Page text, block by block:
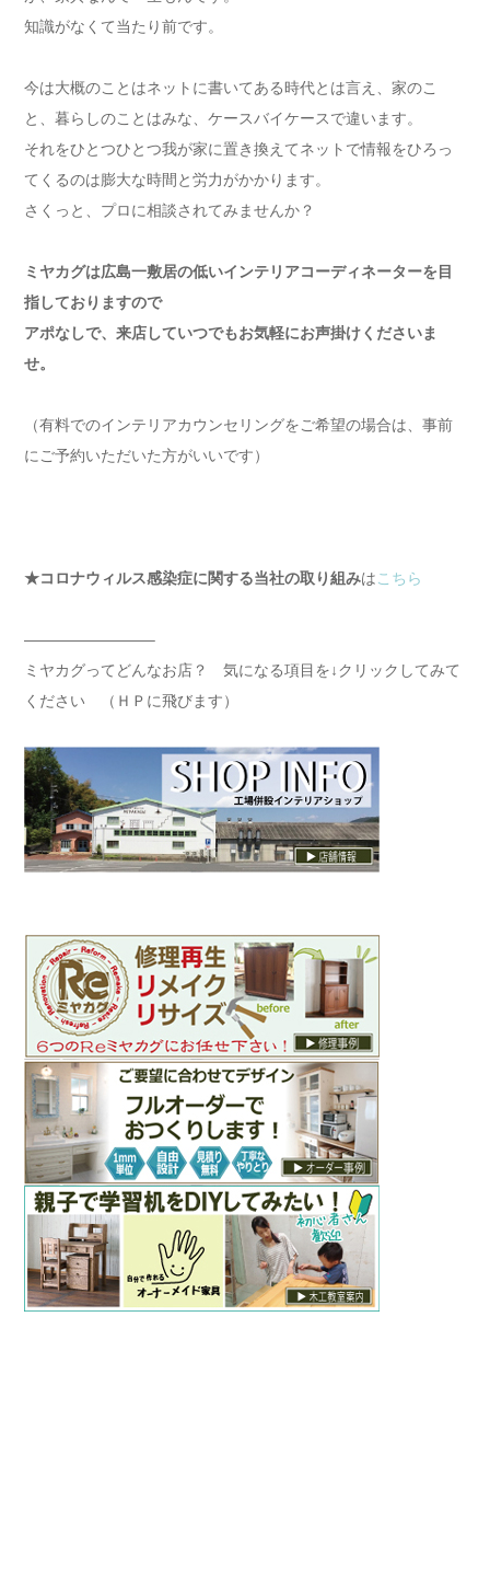
知識がなくて当たり前です。
今は大概のことはネットに書いてある時代とは言え、家のこ
と、暮らしのことはみな、ケースバイケースで違います。
それをひとつひとつ我が家に置き換えてネットで情報をひろっ
てくるのは膨大な時間と労力がかかります。
さくっと、プロに相談されてみませんか？
ミヤカグは広島一敷居の低いインテリアコーディネーターを目
指しておりますので
アポなしで、来店していつでもお気軽にお声掛けくださいま
せ。
（有料でのインテリアカウンセリングをご希望の場合は、事前
にご予約いただいた方がいいです）
★コロナウィルス感染症に関する当社の取り組みは こちら
————————–
ミヤカグってどんなお店？ 気になる項目を↓クリックしてみて
ください （ＨＰに飛びます）